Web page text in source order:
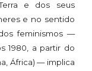
e dos seus
e no sentido
feminismos —
1980, a partir do
África) — implica